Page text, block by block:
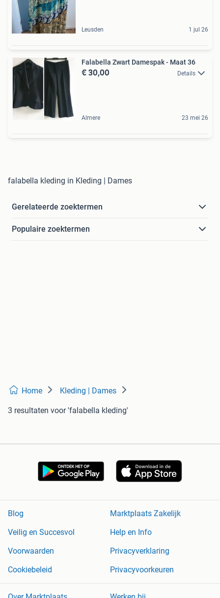
Leusden 1 jul 26
Falabella Zwart Damespak - Maat 36
€ 30,00 Details
Almere 23 mei 26
falabella kleding in Kleding | Dames
Gerelateerde zoektermen
Populaire zoektermen
Home Kleding | Dames
3 resultaten voor 'falabella kleding'
Blog
Marktplaats Zakelijk
Veilig en Succesvol
Help en Info
Voorwaarden
Privacyverklaring
Cookiebeleid
Privacyvoorkeuren